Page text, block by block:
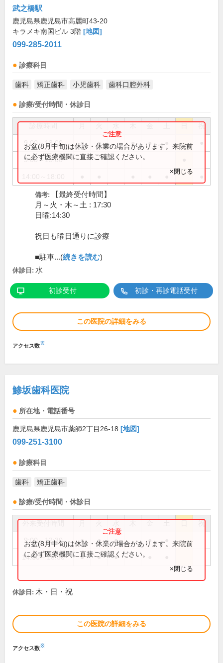
武之橋駅
鹿児島県鹿児島市高麗町43-20
キラメキ南国ビル 3階 [地図]
099-285-2011
診療科目
歯科 矯正歯科 小児歯科 歯科口腔外科
診療/受付時間・休診日
祝
9:00～13:00 ● ● ● ●
9:00～15:00
お盆(8月中旬)は休診・休業の場合があります。来院前
に必ず医療機関に直接ご確認ください。
×閉じる
備考:
【最終受付時間】
月～火・木～土 : 17:30
日曜:14:30
祝日も曜日通りに診療
■駐車...(続きを読む)
休診日: 水
初診受付 初診・再診電話受付
この医院の詳細をみる
アクセス数※
鯵坂歯科医院
所在地・電話番号
鹿児島県鹿児島市薬師2丁目26-18 [地図]
099-251-3100
診療科目
歯科 矯正歯科
診療/受付時間・休診日
祝
9:00～12:30 ● ● ● ●
14:30～18:30 ● ● ●
お盆(8月中旬)は休診・休業の場合があります。来院前
に必ず医療機関に直接ご確認ください。
×閉じる
休診日: 木・日・祝
この医院の詳細をみる
アクセス数※